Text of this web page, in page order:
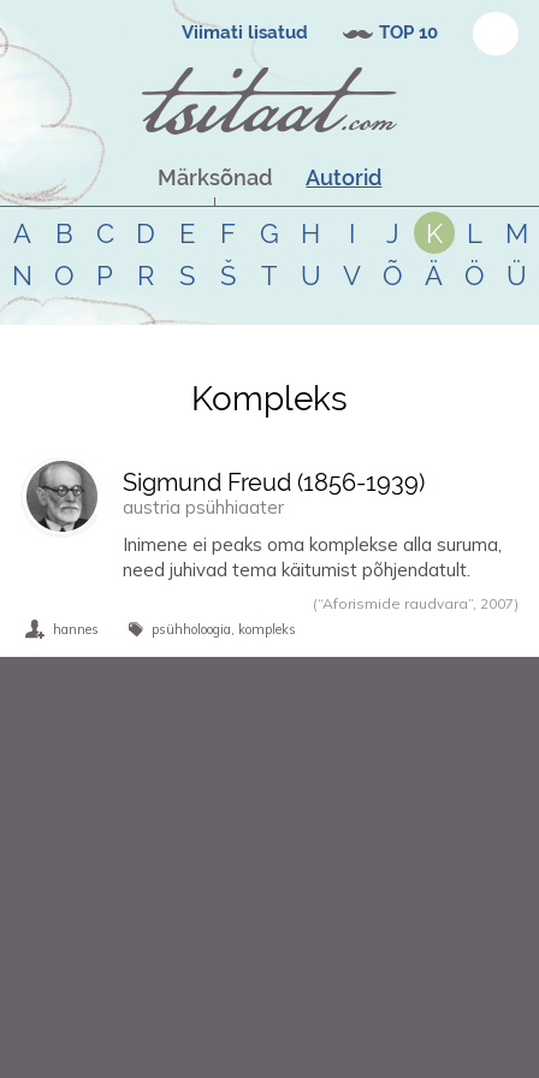
Viimati lisatud TOP 10
Märksõnad Autorid
A B C D E F G H I J K L
M
N
O P R S Š T U V Õ Ä Ö Ü
Tsitaadid teemalkompleks
Kompleks
Sigmund Freud (1856-1939)
austria psühhiaater
Inimene ei peaks oma komplekse alla suruma,
need juhivad tema käitumist põhjendatult.
(“Aforismide raudvara”, 2007)
hannes psühholoogia kompleks